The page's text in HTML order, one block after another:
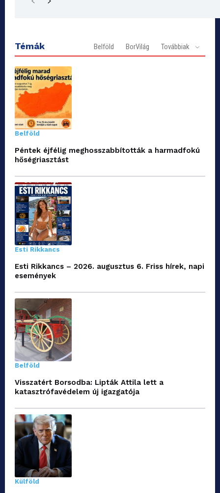
Témák Belföld BorVilág Továbbiak
Belföld
Péntek éjfélig meghosszabbították a harmadfokú
hőségriasztást
Esti Rikkancs
Esti Rikkancs – 2026. augusztus 6. Friss hírek, napi
események
Belföld
Visszatért Borsodba: Lipták Attila lett a
katasztrófavédelem új igazgatója
Külföld